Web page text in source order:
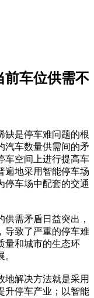
前车位供需不
缺是停车难问题的根
汽车数量供需间的矛
车空间上进行提高车
遍地采用智能停车场
停车场中配套的交通
需矛盾日益突出，
导致了严重的停车难
量和城市的生态环
地解决方法就是采用
升停车产业；以智能